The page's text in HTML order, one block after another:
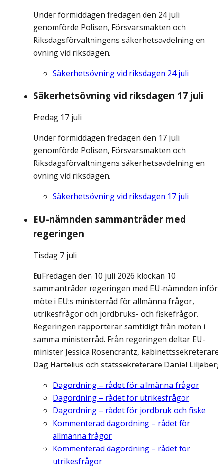
Under förmiddagen fredagen den 24 juli
genomförde Polisen, Försvarsmakten och
Riksdagsförvaltningens säkerhetsavdelning en
övning vid riksdagen.
Säkerhetsövning vid riksdagen 24 juli
Säkerhetsövning vid riksdagen 17 juli
Fredag 17 juli
Under förmiddagen fredagen den 17 juli
genomförde Polisen, Försvarsmakten och
Riksdagsförvaltningens säkerhetsavdelning en
övning vid riksdagen.
Säkerhetsövning vid riksdagen 17 juli
EU-nämnden sammanträder med
regeringen
Tisdag 7 juli
EuFredagen den 10 juli 2026 klockan 10
sammanträder regeringen med EU-nämnden inför
möte i EU:s ministerråd för allmänna frågor,
utrikesfrågor och jordbruks- och fiskefrågor.
Regeringen rapporterar samtidigt från möten i
samma ministerråd. Från regeringen deltar EU-
minister Jessica Rosencrantz,
Dag Hartelius och statssekreterare Daniel
Dagordning – rådet för allmänna frågor
Dagordning – rådet för utrikesfrågor
Dagordning – rådet för jordbruk och fiske
Kommenterad dagordning – rådet för
allmänna frågor
Kommenterad dagordning – rådet för
utrikesfrågor